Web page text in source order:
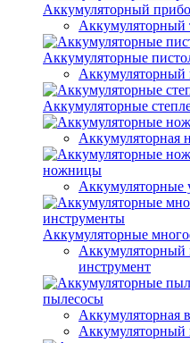
Аккумуляторный
Аккумуляторный
Аккумуляторные
Аккумуляторный
Аккумуляторные
Аккумуляторная
ножницы
Аккумуляторные
Аккумуляторные
инструмент
пылесосы
Аккумуляторная
Аккумуляторный